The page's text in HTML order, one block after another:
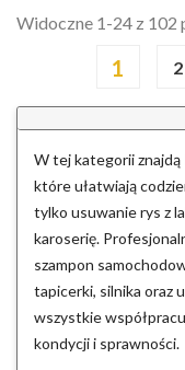
Widoczne 1-24 z 102
1 2
W tej kategorii
które ułatwiają
tylko usuwanie rys z
karoserię.
szampon
tapicerki, silnika oraz
wszystkie
kondycji i sprawności.